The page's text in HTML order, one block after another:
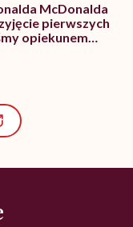
McDonalda
pierwszych
opiekunem